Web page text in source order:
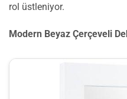
rol üstleniyor.
Modern Beyaz Çerçeveli